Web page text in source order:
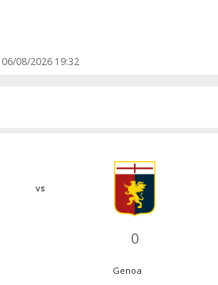
06/08/2026 19:32
vs
0
Genoa